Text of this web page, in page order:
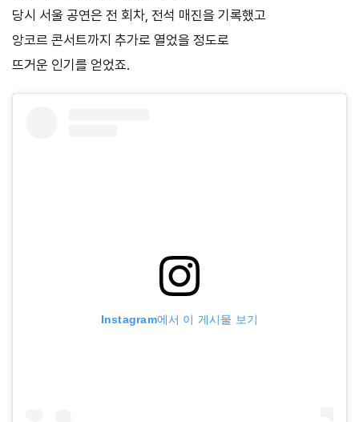
당시 서울 공연은 전 회차, 전석 매진을 기록했고
앙코르 콘서트까지 추가로 열었을 정도로
뜨거운 인기를 얻었죠.
Instagram에서 이 게시물 보기